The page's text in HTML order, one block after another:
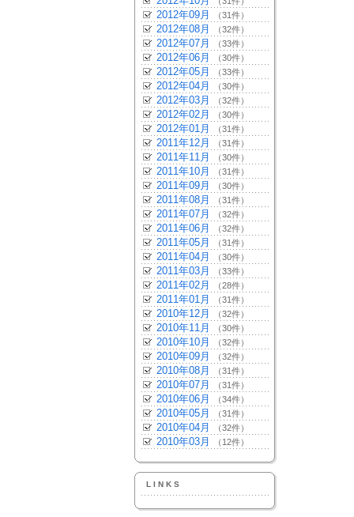
2012年09月 （31件）
2012年08月 （32件）
2012年07月 （33件）
2012年06月 （30件）
2012年05月 （33件）
2012年04月 （30件）
2012年03月 （32件）
2012年02月 （30件）
2012年01月 （31件）
2011年12月 （31件）
2011年11月 （30件）
2011年10月 （31件）
2011年09月 （30件）
2011年08月 （31件）
2011年07月 （32件）
2011年06月 （32件）
2011年05月 （31件）
2011年04月 （30件）
2011年03月 （33件）
2011年02月 （28件）
2011年01月 （31件）
2010年12月 （32件）
2010年11月 （30件）
2010年10月 （32件）
2010年09月 （32件）
2010年08月 （31件）
2010年07月 （31件）
2010年06月 （34件）
2010年05月 （31件）
2010年04月 （32件）
2010年03月 （12件）
LINKS